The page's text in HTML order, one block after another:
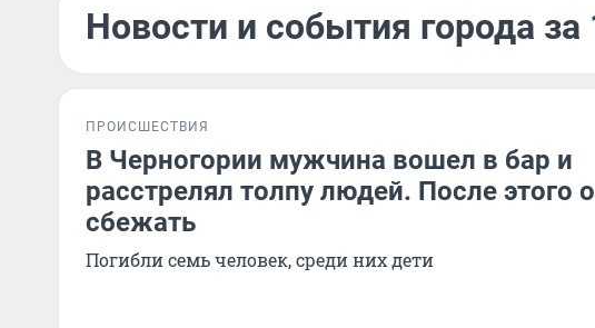
Новости и события города за
ПРОИСШЕСТВИЯ
В Черногории мужчина вошел в бар и
расстрелял толпу людей. После этого
сбежать
Погибли семь человек, среди них дети